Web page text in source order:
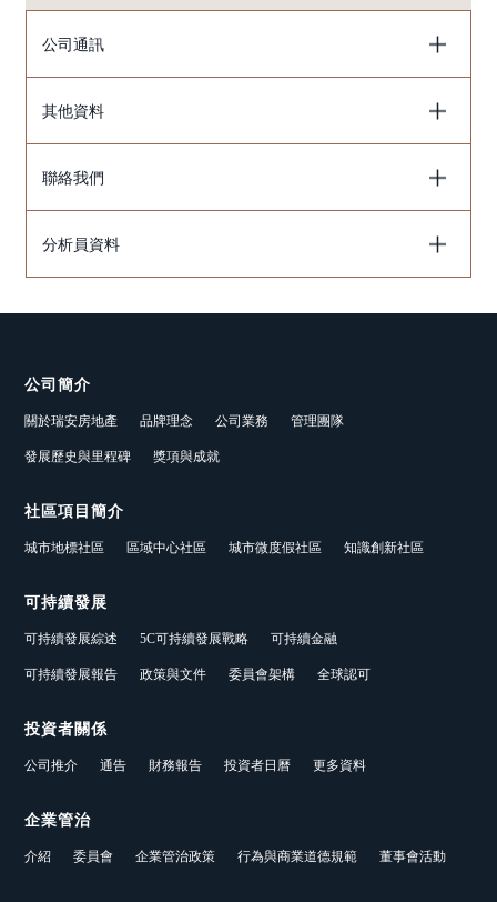
公司通訊
其他資料
聯絡我們
分析員資料
公司簡介
關於瑞安房地產 品牌理念 公司業務 管理團隊
發展歷史與里程碑 獎項與成就
社區項目簡介
城市地標社區 區域中心社區 城市微度假社區 知識創新社區
可持續發展
可持續發展綜述 5C可持續發展戰略 可持續金融
可持續發展報告 政策與文件 委員會架構 全球認可
投資者關係
公司推介 通告 財務報告 投資者日曆 更多資料
企業管治
介紹 委員會 企業管治政策 行為與商業道德規範 董事會活動